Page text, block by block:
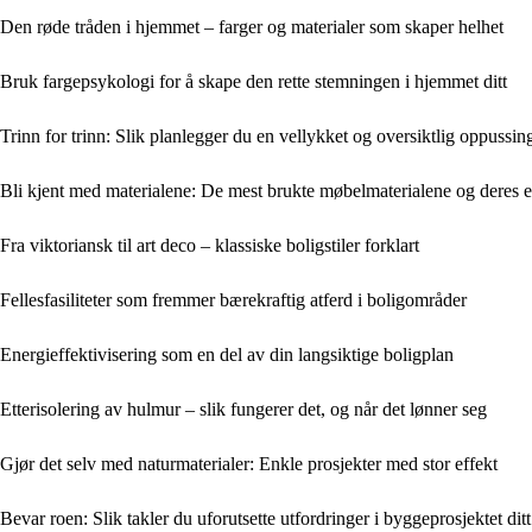
Den røde tråden i hjemmet – farger og materialer som skaper helhet
Bruk fargepsykologi for å skape den rette stemningen i hjemmet ditt
Trinn for trinn: Slik planlegger du en vellykket og oversiktlig
Bli kjent med materialene: De mest brukte møbelmaterialene og deres
Fra viktoriansk til art deco – klassiske boligstiler forklart
Fellesfasiliteter som fremmer bærekraftig atferd i boligområder
Energieffektivisering som en del av din langsiktige boligplan
Etterisolering av hulmur – slik fungerer det, og når det lønner seg
Gjør det selv med naturmaterialer: Enkle prosjekter med stor effekt
Bevar roen: Slik takler du uforutsette utfordringer i byggeprosjektet ditt